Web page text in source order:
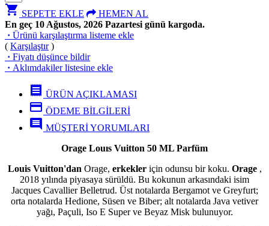
shopping_cart SEPETE EKLE
HEMEN AL
En geç 10 Ağustos, 2026 Pazartesi günü kargoda.
· Ürünü karşılaştırma listeme ekle
( Karşılaştır)
· Fiyatı düşünce bildir
· Aklımdakiler listesine ekle
receipt ÜRÜN AÇIKLAMASI
credit_card ÖDEME BİLGİLERİ
comment MÜŞTERİ YORUMLARI
Orage Louıs Vuitton 50 ML Parfüm
Louis Vuitton'dan Orage, erkekleriçin odunsu bir koku. Orage,
2018 yılında piyasaya sürüldü. Bu kokunun arkasındaki isim
Jacques Cavallier Belletrud. Üst notalarda Bergamot ve Greyfurt;
orta notalarda Hedione, Süsen ve Biber; alt notalarda Java vetiver
yağı, Paçuli, Iso E Super ve Beyaz Misk bulunuyor.